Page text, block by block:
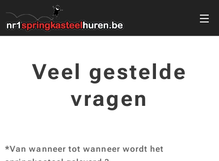
Veel gestelde
vragen
*Van wanneer tot wanneer wordt het